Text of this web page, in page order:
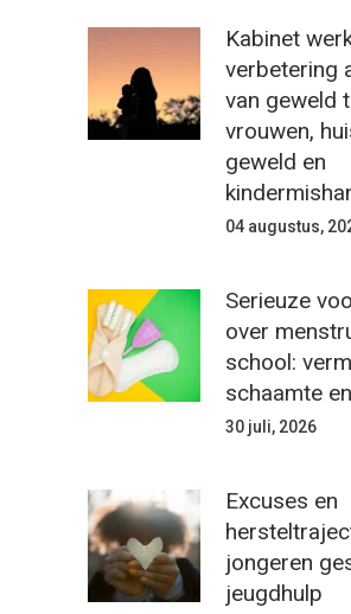
Kabinet
verbetering
van geweld
vrouwen,
geweld en
04 augustus,
Serieuze
over
school:
schaamte
30 juli, 2026
Excuses en
jongeren
jeugdhulp